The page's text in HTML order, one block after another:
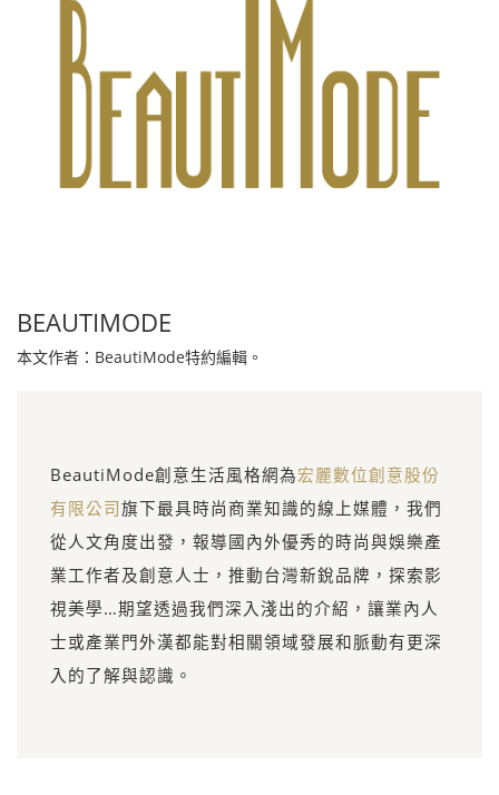
BEAUTIMODE
本文作者：BeautiMode特約編輯。
BeautiMode創意生活風格網為宏麗數位創意股份
有限公司旗下最具時尚商業知識的線上媒體，我們
從人文角度出發，報導國內外優秀的時尚與娛樂產
業工作者及創意人士，推動台灣新銳品牌，探索影
視美學…期望透過我們深入淺出的介紹，讓業內人
士或產業門外漢都能對相關領域發展和脈動有更深
入的了解與認識。